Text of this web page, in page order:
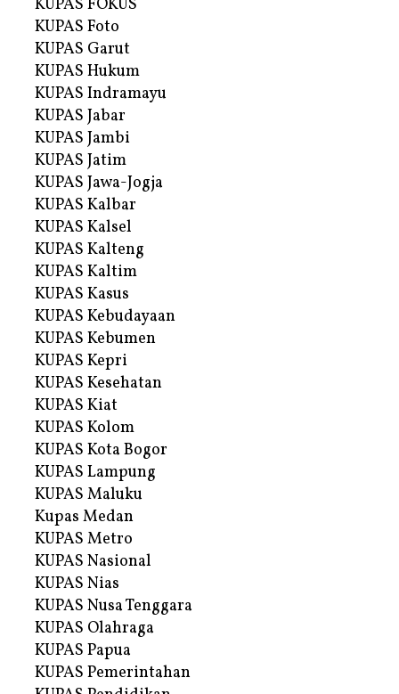
KUPAS FOKUS
KUPAS Foto
KUPAS Garut
KUPAS Hukum
KUPAS Indramayu
KUPAS Jabar
KUPAS Jambi
KUPAS Jatim
KUPAS Jawa-Jogja
KUPAS Kalbar
KUPAS Kalsel
KUPAS Kalteng
KUPAS Kaltim
KUPAS Kasus
KUPAS Kebudayaan
KUPAS Kebumen
KUPAS Kepri
KUPAS Kesehatan
KUPAS Kiat
KUPAS Kolom
KUPAS Kota Bogor
KUPAS Lampung
KUPAS Maluku
Kupas Medan
KUPAS Metro
KUPAS Nasional
KUPAS Nias
KUPAS Nusa Tenggara
KUPAS Olahraga
KUPAS Papua
KUPAS Pemerintahan